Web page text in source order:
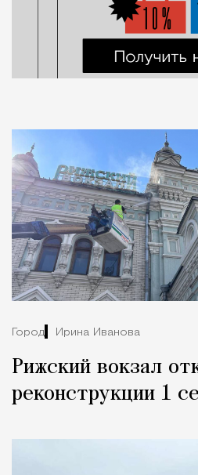
Город Ирина Иванова
Рижский вокзал
реконструкции 1